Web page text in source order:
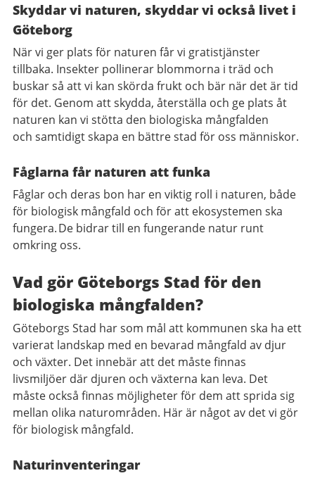
Skyddar vi naturen, skyddar vi också livet i
Göteborg
När vi ger plats för naturen får vi gratistjänster
tillbaka. Insekter pollinerar blommorna i träd och
buskar så att vi kan skörda frukt och bär när det är tid
för det. Genom att skydda, återställa och ge plats åt
naturen kan vi stötta den biologiska mångfalden
och samtidigt skapa en bättre stad för oss människor.
Fåglarna får naturen att funka
Fåglar och deras bon har en viktig roll i naturen, både
för biologisk mångfald och för att ekosystemen ska
fungera.De bidrar till en fungerande natur runt
omkring oss.
Vad gör Göteborgs Stad för den
biologiska mångfalden?
Göteborgs Stad har som mål att kommunen ska ha ett
varierat landskap med en bevarad mångfald av djur
och växter. Det innebär att det måste finnas
livsmiljöer där djuren och växterna kan leva. Det
måste också finnas möjligheter för dem att sprida sig
mellan olika naturområden. Här är något av det vi gör
för biologisk mångfald.
Naturinventeringar